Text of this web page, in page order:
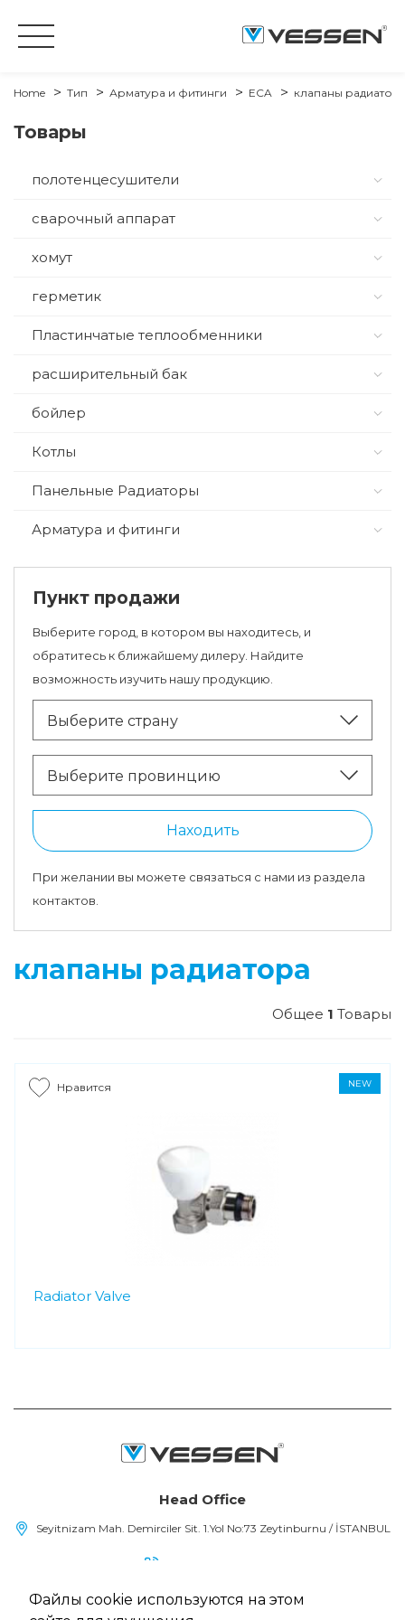
Файлы cookie используются на этом
Home Тип Арматура и фитинги ECA клапаны
Товары
полотенцесушители
сварочный аппарат
хомут
герметик
Пластинчатые теплообменники
расширительный бак
бойлер
Котлы
Панельные Радиаторы
Арматура и фитинги
Пункт продажи
Выберите город, в котором вы находитесь, и
обратитесь к ближайшему дилеру. Найдите
возможность изучить нашу продукцию.
Выберите страну
Выберите провинцию
Находить
При желании вы можете связаться с нами из раздела
контактов.
клапаны радиатора
Общее 1 Товары
NEW
Нравится
Radiator Valve
Head Office
Seyitnizam Mah. Demirciler Sit. 1.Yol No:73 Zeytinburnu / İSTANBUL
info@vessen.com